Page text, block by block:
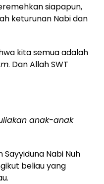
siapapun,
keturunan Nabi dan
kita semua adalah
. Dan Allah SWT
anak-anak
Nabi Nuh
beliau yang